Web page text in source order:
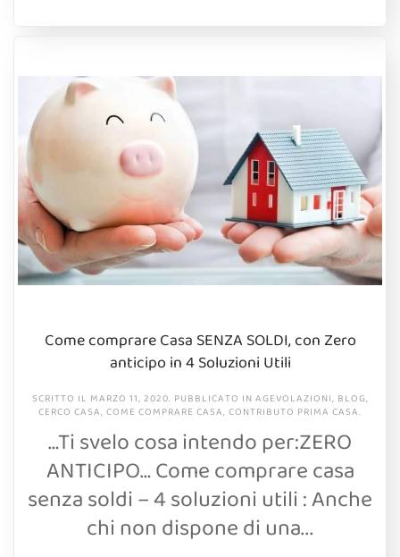
Come comprare Casa SENZA SOLDI, con Zero
anticipo in 4 Soluzioni Utili
SCRITTO IL MARZO 11, 2020. PUBBLICATO IN AGEVOLAZIONI, BLOG,
CERCO CASA, COME COMPRARE CASA, CONTRIBUTO PRIMA CASA.
…Ti svelo cosa intendo per:ZERO
ANTICIPO… Come comprare casa
senza soldi – 4 soluzioni utili : Anche
chi non dispone di una...